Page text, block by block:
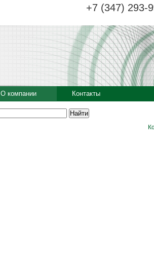
+7 (347) 293-
О компании Контакты